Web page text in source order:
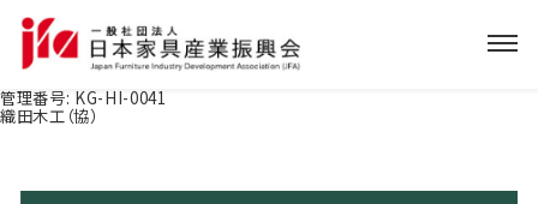
管理番号: KG-HI-0041
織田木工（協）